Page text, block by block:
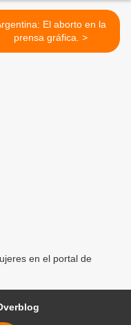
El aborto en la
prensa gráfica. >
en el portal de